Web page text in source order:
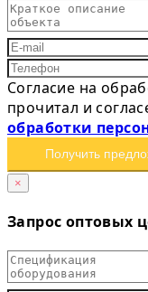
Согласие на
прочитал и
обработки
Получить
×
Запрос оптовых